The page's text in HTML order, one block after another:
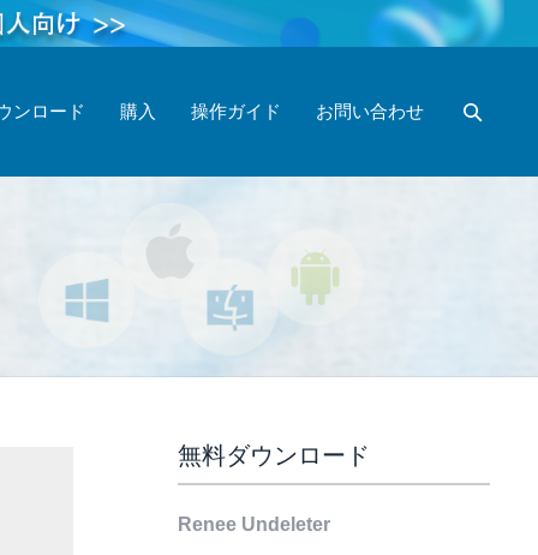
ンロード 購入 操作ガイド お問い合わせ
無料ダウンロード
Renee Undeleter